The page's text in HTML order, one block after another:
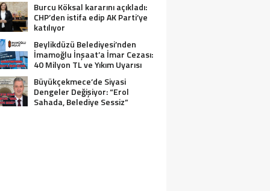
Burcu Köksal kararını açıkladı:
CHP’den istifa edip AK Parti’ye
katılıyor
Beylikdüzü Belediyesi’nden
İmamoğlu İnşaat’a İmar Cezası:
40 Milyon TL ve Yıkım Uyarısı
Büyükçekmece’de Siyasi
Dengeler Değişiyor: “Erol
Sahada, Belediye Sessiz”